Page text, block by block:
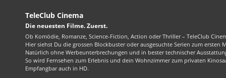
TeleClub Cinema
Die neuesten Filme. Zuerst.
Ob Komödie, Romanze, Science-Fiction, Action oder Thriller – TeleClub
Hier siehst Du die grossen Blockbuster oder ausgesuchte Serien zum ersten
Natürlich ohne Werbeunterbrechungen und in bester technischer
So wird Fernsehen zum Erlebnis und dein Wohnzimmer zum privaten
Empfangbar auch in HD.